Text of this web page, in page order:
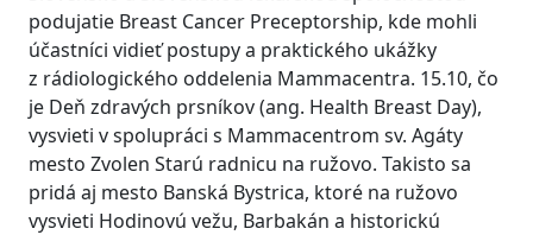
podujatie Breast Cancer Preceptorship, kde mohli
účastníci vidieť postupy a praktického ukážky
z rádiologického oddelenia Mammacentra. 15.10, čo
je Deň zdravých prsníkov (ang. Health Breast Day),
vysvieti v spolupráci s Mammacentrom sv. Agáty
mesto Zvolen Starú radnicu na ružovo. Takisto sa
pridá aj mesto Banská Bystrica, ktoré na ružovo
vysvieti Hodinovú vežu, Barbakán a historickú